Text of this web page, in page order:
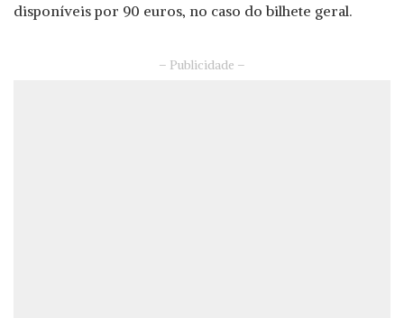
disponíveis por 90 euros, no caso do bilhete geral.
– Publicidade –